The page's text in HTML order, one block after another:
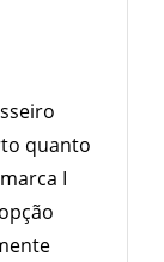
quanto
I